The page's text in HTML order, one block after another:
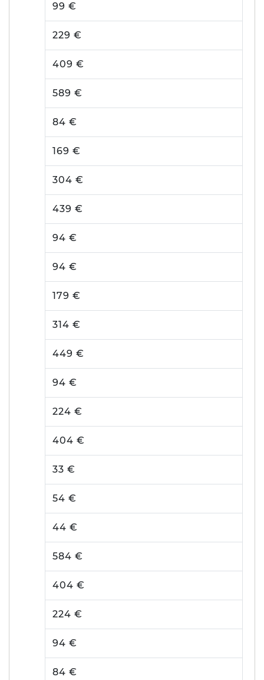
99 €
229 €
409 €
589 €
84 €
169 €
304 €
439 €
94 €
94 €
179 €
314 €
449 €
94 €
224 €
404 €
33 €
54 €
44 €
584 €
404 €
224 €
94 €
84 €